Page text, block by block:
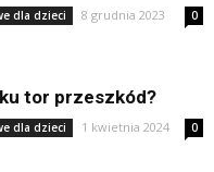
dla dzieci 8 grudnia 2023 0
tor przeszkód?
dla dzieci 1 kwietnia 2024 0